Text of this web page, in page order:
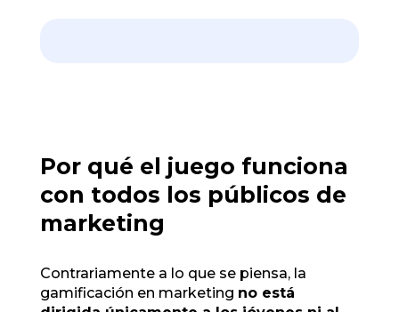
Por qué el juego funciona
con todos los públicos de
marketing
Contrariamente a lo que se piensa, la
gamificación en marketing no está